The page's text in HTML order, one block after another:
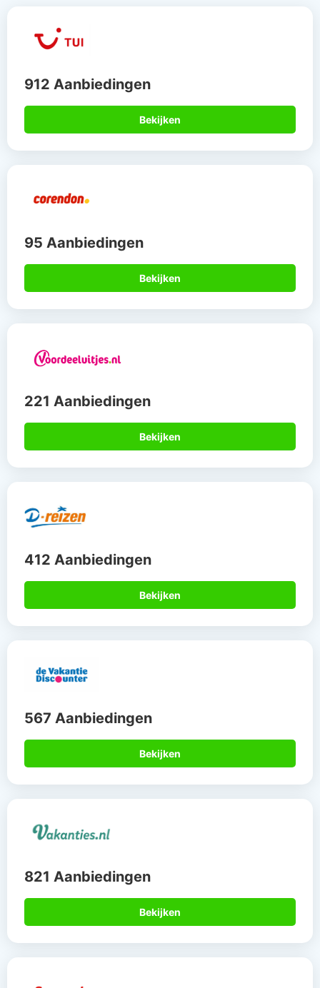
912 Aanbiedingen
Bekijken
95 Aanbiedingen
Bekijken
221 Aanbiedingen
Bekijken
412 Aanbiedingen
Bekijken
567 Aanbiedingen
Bekijken
821 Aanbiedingen
Bekijken